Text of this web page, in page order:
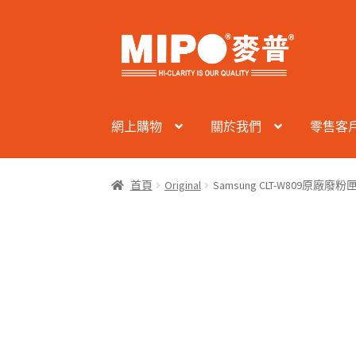
Skip
to
navigation
Skip
to
content
網上購物 關於我們 零售客
首頁 Original Samsung CLT-W809原廠廢粉